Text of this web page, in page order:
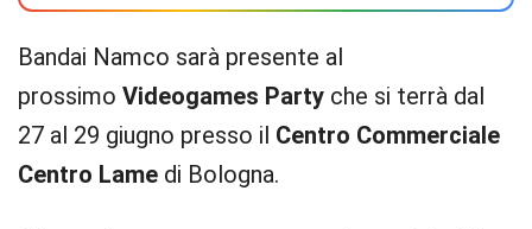
Bandai Namco sarà presente al
prossimo Videogames Party che si terrà dal
27 al 29 giugno presso il Centro Commerciale
Centro Lame di Bologna.